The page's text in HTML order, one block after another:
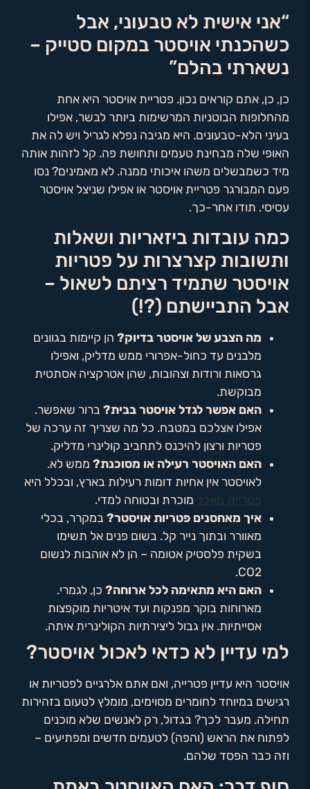
“אני אישית לא טבעוני, אבל
כשהכנתי אויסטר במקום סטייק –
נשארתי בהלם”
כן, כן, אתם קוראים נכון. פטריית אויסטר היא אחת
מהחלופות הבוטניות המרשימות ביותר לבשר, אפילו
בעיני הלא-טבעונים. היא מגיבה נפלא לגריל ויש לה את
האופי שלה מבחינת טעמים ותחושת פה. קל לזהות אותה
מיד כשמבשלים משהו איכותי ממנה. לא מאמינים? נסו
פעם המבורגר פטריית אויסטר או אפילו שניצל אויסטר
עסיסי. תודו אחר-כך.
כמה עובדות ביזאריות ושאלות
ותשובות קצרצרות על פטריות
אויסטר שתמיד רציתם לשאול –
אבל התביישתם (?!)
מה הצבע של אויסטר בדיוק? הן קיימות בגוונים
מלבנים עד כחול-אפרורי ממש מדליק, ואפילו
גרסאות ורודות וצהובות, שהן אטרקציה אסתטית
מבוקשת.
האם אפשר לגדל אויסטר בבית? ברור שאפשר.
אפילו אצלכם במטבח. כל מה שצריך זה ערכה של
פטריות ורצון להיכנס לתחביב קולינרי מדליק.
האם האויסטר רעילה או מסוכנת? ממש לא.
לאויסטר אין אחיות דומות רעילות בארץ, ובכלל היא
פטריית מאכל מוכרת ובטוחה למדי.
איך מאחסנים פטריות אויסטר? במקרר, בכלי
מאוורר ובתוך נייר קל. בשום פנים אל תשימו
בשקית פלסטיק אטומה – הן לא אוהבות לנשום
CO2.
האם היא מתאימה לכל ארוחה? כן, לגמרי.
מארוחות בוקר מפנקות ועד איטריות מוקפצות
אסייתיות. אין גבול ליצירתיות הקולינרית איתה.
למי עדיין לא כדאי לאכול אויסטר?
אויסטר היא עדיין פטרייה, ואם אתם אלרגיים לפטריות או
רגישים במיוחד לחומרים מסוימים, מומלץ לטעום בזהירות
תחילה. מעבר לכך? בגדול, רק לאנשים שלא מוכנים
לפתוח את הראש (והפה) לטעמים חדשים ומפתיעים –
וזה כבר הפסד שלהם.